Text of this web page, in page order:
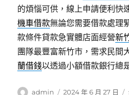
的煩惱可供，線上申請便利快
機車借款無論您需要借款處理
款條件貸款急實體店面經營新
團隊最豐富新竹市，需求民間
蘭借錢以透過小額借款銀行總
作
admin
發
2024 年 6 月 27 日